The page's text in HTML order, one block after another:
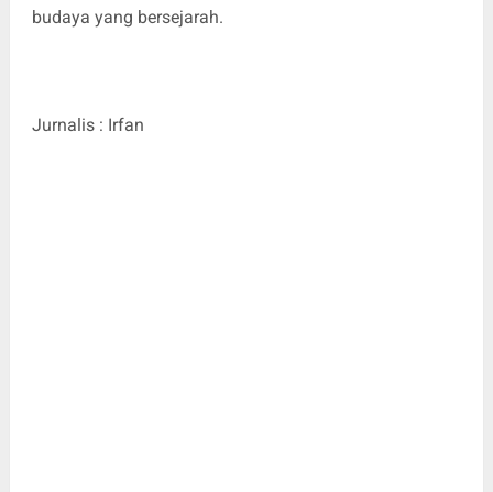
budaya yang bersejarah.
Jurnalis : Irfan